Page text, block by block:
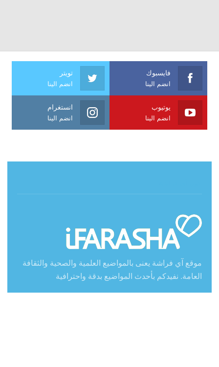
فايسبوك
انضم الينا
تويتر
انضم الينا
يوتيوب
انضم الينا
انستغرام
انضم الينا
موقع آي فراشة يعنى بالمواضيع العلمية والصحية والثقافة
العامة. نفيدكم بأحدث المواضيع بدقة واحترافية